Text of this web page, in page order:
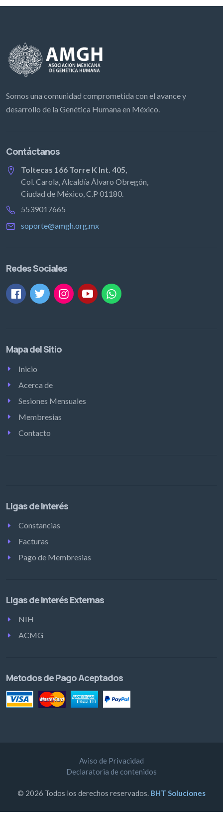
Somos una comunidad comprometida con el avance y
desarrollo de la Genética Humana en México.
Contáctanos
Toltecas 166 Torre K Int. 405,
Col. Carola, Alcaldía Álvaro Obregón,
Ciudad de México, C.P 01180.
5539017665
soporte@amgh.org.mx
Redes Sociales
Mapa del Sitio
Inicio
Acerca de
Sesiones Mensuales
Membresias
Contacto
Ligas de Interés
Constancias
Facturas
Pago de Membresias
Ligas de Interés Externas
NIH
ACMG
Metodos de Pago Aceptados
Aviso de Privacidad
Declaratoria de contenidos
© 2026 Todos los derechos reservados. BHT Soluciones